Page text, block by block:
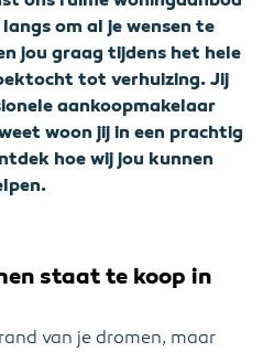
om al je wensen te
jou graag tijdens het hele
tot verhuizing. Jij
aankoopmakelaar
woon jij in een prachtig
hoe wij jou kunnen
staat te koop in
van je dromen, maar